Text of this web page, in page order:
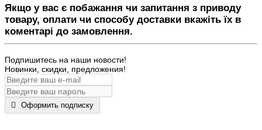
Якщо у вас є побажання чи запитання з приводу
товару, оплати чи способу доставки вкажіть їх в
коментарі до замовлення.
Подпишитесь на наши новости!
Новинки, скидки, предложения!
Оформить подписку